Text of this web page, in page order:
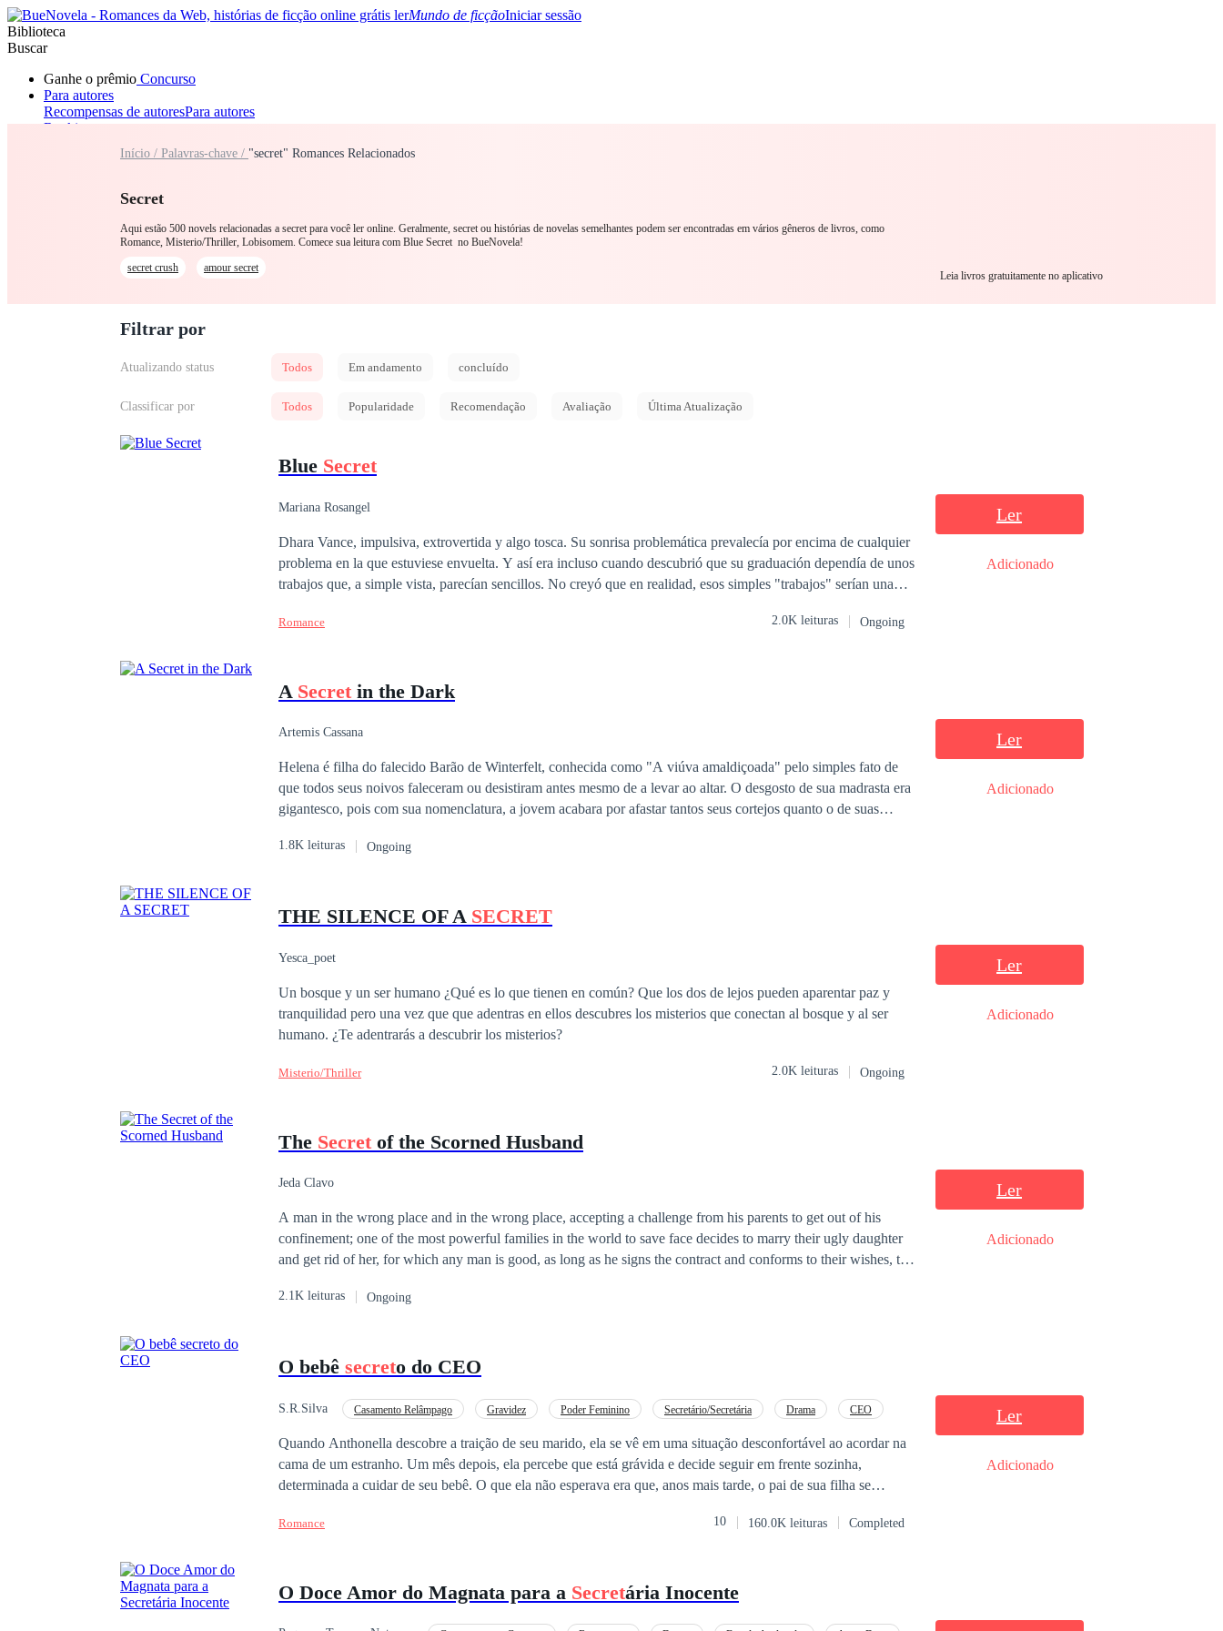
Mundo de ficçãoIniciar sessão
Biblioteca
Buscar
Ganhe o prêmio Concurso
Para autores
Recompensas de autoresPara autores
Ranking
RomanceLobisomem
Início / Palavras-chave / "secret" Romances Relacionados
Secret
Aqui estão 500 novels relacionadas a secret para você ler online. Geralmente, secret ou histórias de novelas semelhantes podem ser encontradas em vários gêneros de livros, como
Romance, Misterio/Thriller, Lobisomem. Comece sua leitura com Blue Secret no BueNovela!
secret crush
amour secret
Leia livros gratuitamente no aplicativo
Filtrar por
Atualizando status Todos Em andamento concluído
Classificar por Todos Popularidade Recomendação Avaliação Última Atualização
Blue Secret
Mariana Rosangel
Dhara Vance, impulsiva, extrovertida y algo tosca. Su sonrisa problemática prevalecía por encima de cualquier
problema en la que estuviese envuelta. Y así era incluso cuando descubrió que su graduación dependía de unos
trabajos que, a simple vista, parecían sencillos. No creyó que en realidad, esos simples "trabajos" serían una
graduarse. Pero ahora, su nuevo objetivo era descubrir qué había pasado con él. Sí, él. Él es el nuevo objetivo
Romance 2.0K leituras Ongoing
Ler
Adicionado
A Secret in the Dark
Artemis Cassana
Helena é filha do falecido Barão de Winterfelt, conhecida como "A viúva amaldiçoada" pelo simples fato de
que todos seus noivos faleceram ou desistiram antes mesmo de a levar ao altar. O desgosto de sua madrasta era
gigantesco, pois com sua nomenclatura, a jovem acabara por afastar tantos seus cortejos quanto o de suas
fosse pela nobreza vinda de tão longe para os cortejos semestrais, Helena estava aflita já que o fato de não
casa para evitar o assassino que se resvalava pelos corpos frios e sem vida deixados nos becos de Winterfelt
1.8K leituras Ongoing
Ler
Adicionado
THE SILENCE OF A SECRET
Yesca_poet
Un bosque y un ser humano ¿Qué es lo que tienen en común? Que los dos de lejos pueden aparentar paz y
tranquilidad pero una vez que que adentras en ellos descubres los misterios que conectan al bosque y al ser
humano. ¿Te adentrarás a descubrir los misterios?
Misterio/Thriller 2.0K leituras Ongoing
Ler
Adicionado
The Secret of the Scorned Husband
Jeda Clavo
A man in the wrong place and in the wrong place, accepting a challenge from his parents to get out of his
confinement; one of the most powerful families in the world to save face decides to marry their ugly daughter
and get rid of her, for which any man is good, as long as he signs the contract and conforms to their wishes, to
2.1K leituras Ongoing
Ler
Adicionado
O bebê secreto do CEO
S.R.Silva Casamento Relâmpago Gravidez Poder Feminino Secretário/Secretária Drama
CEO
Quando Anthonella descobre a traição de seu marido, ela se vê em uma situação desconfortável ao acordar na
cama de um estranho. Um mês depois, ela percebe que está grávida e decide seguir em frente sozinha,
determinada a cuidar de seu bebê. O que ela não esperava era que, anos mais tarde, o pai de sua filha se
Romance 10 160.0K leituras Completed
Ler
Adicionado
O Doce Amor do Magnata para a Secretária Inocente